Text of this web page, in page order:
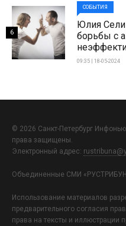
СОБЫТИЯ
Юлия
борьбы с
09:35 | 18-05-2024
6
© 2026 Санкт-Петербург
права защищены.
Электронный адрес:
Объединенные СМИ
Использование материалов
предварительного согласия
права на тексты и иллюстрации